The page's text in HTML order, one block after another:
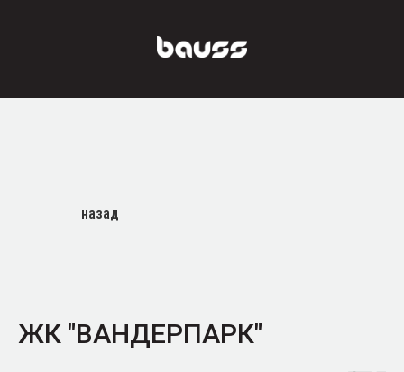
назад
ЖК "ВАНДЕРПАРК"